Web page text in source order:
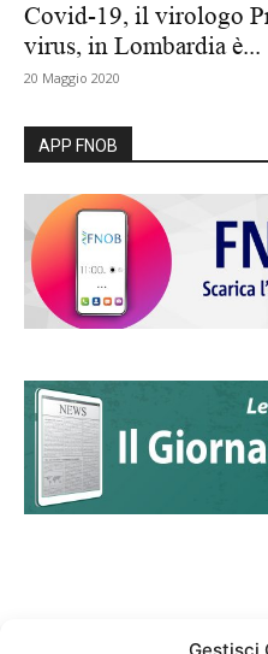
Covid-19, il virologo
virus, in Lombardia è...
20 Maggio 2020
APP FNOB